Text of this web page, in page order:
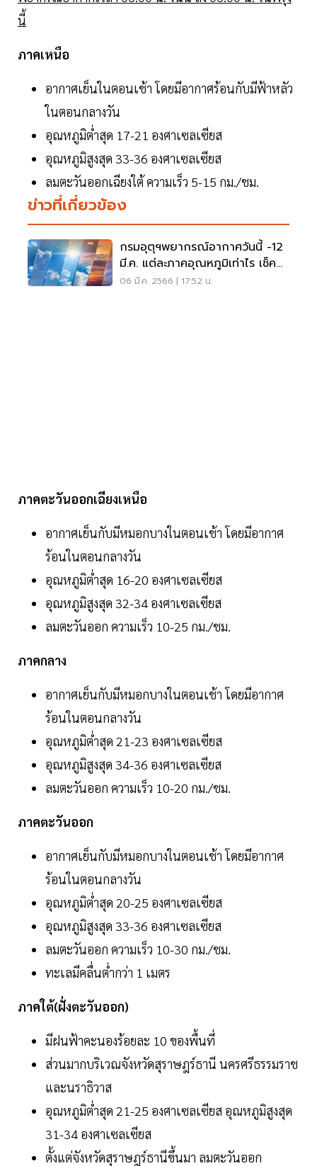
นี้
ภาคเหนือ
อากาศเย็นในตอนเช้า โดยมีอากาศร้อนกับมีฟ้าหลัว
ในตอนกลางวัน
อุณหภูมิต่ำสุด 17-21 องศาเซลเซียส
อุณหภูมิสูงสุด 33-36 องศาเซลเซียส
ลมตะวันออกเฉียงใต้ ความเร็ว 5-15 กม./ชม.
ข่าวที่เกี่ยวข้อง
กรมอุตุฯพยากรณ์อากาศวันนี้ -12
มี.ค. แต่ละภาคอุณหภูมิเท่าไร เช็ค
เลย
06 มี.ค. 2566 | 17:52 น.
ภาคตะวันออกเฉียงเหนือ
อากาศเย็นกับมีหมอกบางในตอนเช้า โดยมีอากาศ
ร้อนในตอนกลางวัน
อุณหภูมิต่ำสุด 16-20 องศาเซลเซียส
อุณหภูมิสูงสุด 32-34 องศาเซลเซียส
ลมตะวันออก ความเร็ว 10-25 กม./ชม.
ภาคกลาง
อากาศเย็นกับมีหมอกบางในตอนเช้า โดยมีอากาศ
ร้อนในตอนกลางวัน
อุณหภูมิต่ำสุด 21-23 องศาเซลเซียส
อุณหภูมิสูงสุด 34-36 องศาเซลเซียส
ลมตะวันออก ความเร็ว 10-20 กม./ชม.
ภาคตะวันออก
อากาศเย็นกับมีหมอกบางในตอนเช้า โดยมีอากาศ
ร้อนในตอนกลางวัน
อุณหภูมิต่ำสุด 20-25 องศาเซลเซียส
อุณหภูมิสูงสุด 33-36 องศาเซลเซียส
ลมตะวันออก ความเร็ว 10-30 กม./ชม.
ทะเลมีคลื่นต่ำกว่า 1 เมตร
ภาคใต้(ฝั่งตะวันออก)
มีฝนฟ้าคะนองร้อยละ 10 ของพื้นที่
ส่วนมากบริเวณจังหวัดสุราษฎร์ธานี นครศรีธรรมราช
และนราธิวาส
อุณหภูมิต่ำสุด 21-25 องศาเซลเซียส อุณหภูมิสูงสุด
31-34 องศาเซลเซียส
ตั้งแต่จังหวัดสุราษฎร์ธานีขึ้นมา ลมตะวันออก